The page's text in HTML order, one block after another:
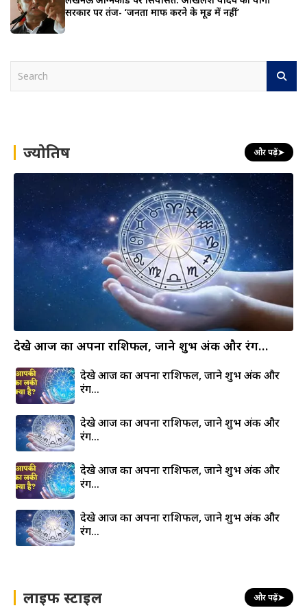
सरकार पर तंज- ‘जनता माफ करने के मूड में नहीं’
h ज्योतिष और पढ़ें➤
देखे आज का अपना राशिफल, जाने शुभ अंक और रंग…
देखे आज का अपना राशिफल, जाने शुभ अंक और
रंग…
देखे आज का अपना राशिफल, जाने शुभ अंक और
रंग…
देखे आज का अपना राशिफल, जाने शुभ अंक और
रंग…
देखे आज का अपना राशिफल, जाने शुभ अंक और
रंग…
लाइफ स्टाइल और पढ़ें➤